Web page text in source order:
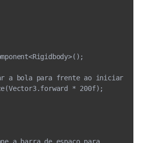
a bola para frente ao iniciar
* 200f);